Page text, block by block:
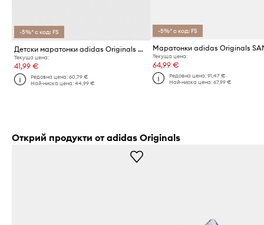
-5%* с код: FS
Детски маратонки adidas Originals MIDCITY LOW
Текуща цена:
41,99 €
Редовна цена:60,79 €
Най-ниска цена:44,99 €
-5%* с код: FS
Текуща цена:
64,99 €
Редовна цена: 91,47 €
Най-ниска цена: 67,99 €
Открий продукти от adidas Originals